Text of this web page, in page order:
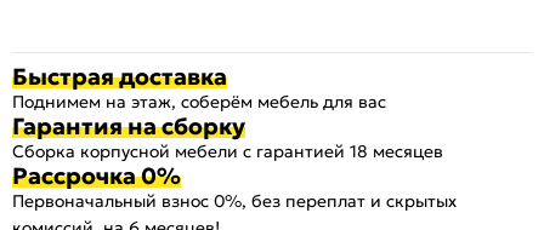
Быстрая доставка
Поднимем на этаж, соберём мебель для вас
Гарантия на сборку
Сборка корпусной мебели с гарантией 18 месяцев
Рассрочка 0%
Первоначальный взнос 0%, без переплат и скрытых